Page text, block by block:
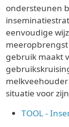
ondersteunen
eenvoudige
gebruik maakt
situatie voor
TOOL -